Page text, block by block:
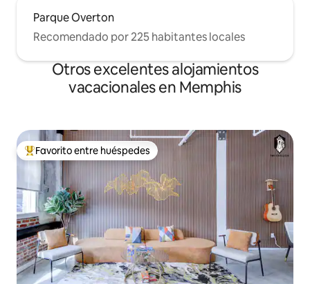
Parque Overton
Recomendado por 225 habitantes locales
Otros excelentes alojamientos
vacacionales en Memphis
De los mejores en Favorito entre huéspedes
Favorito entre huéspedes